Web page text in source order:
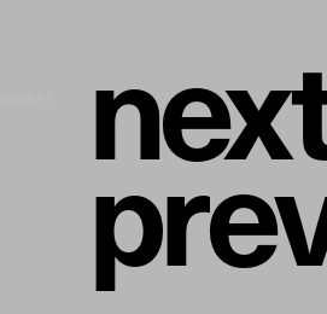
nex
pre